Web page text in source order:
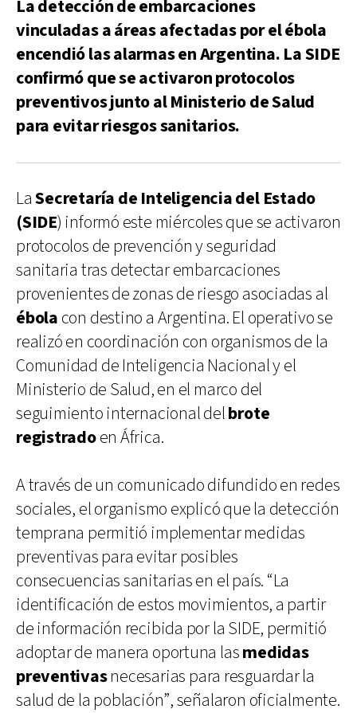
La detección de embarcaciones
vinculadas a áreas afectadas por el ébola
encendió las alarmas en Argentina. La SIDE
confirmó que se activaron protocolos
preventivos junto al Ministerio de Salud
para evitar riesgos sanitarios.
LaSecretaría de Inteligencia del Estado
(SIDE) informó este miércoles que se activaron
protocolos de prevención y seguridad
sanitaria tras detectar embarcaciones
provenientes de zonas de riesgo asociadas al
ébola con destino a Argentina. El operativo se
realizó en coordinación con organismos de la
Comunidad de Inteligencia Nacional y el
Ministerio de Salud, en el marco del
seguimiento internacional delbrote
registradoen África.
A través de un comunicado difundido en redes
sociales, el organismo explicó que la detección
temprana permitió implementar medidas
preventivas para evitar posibles
consecuencias sanitarias en el país. “La
identificación de estos movimientos, a partir
de información recibida por la SIDE, permitió
adoptar de manera oportuna lasmedidas
preventivasnecesarias para resguardar la
salud de la población”, señalaron oficialmente.